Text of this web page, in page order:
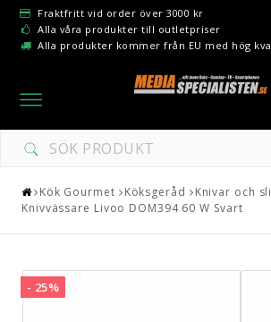
Fraktfritt vid order över 3000 kr
Alla våra produkter till outletpriser
Alla produkter kommer från EU med hög
Toggle
navigation
Kök Gourmet Köksgeråd Knivar och
Knivvässare Livoo DOM394 60 W Svart
- 25%